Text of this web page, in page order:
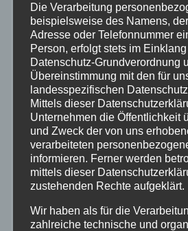
Hilfsorganisationen
Mayen-Koblenz
Neuwied
Polizei
Rettungsdienst
Rhein-Lahn
Die Verarbeitung
beispielsweise des Namens,
Adresse oder Telefonnummer
Person, erfolgt stets im
Datenschutz-Grundverordnung
Übereinstimmung mit den für
landesspezifischen
Mittels dieser
Unternehmen die Öffentlichkeit
und Zweck der von uns
verarbeiteten
informieren. Ferner werden
mittels dieser
zustehenden Rechte aufgeklärt.
Wir haben als für die
zahlreiche technische und